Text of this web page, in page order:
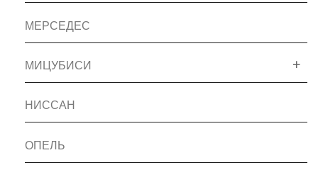
МЕРСЕДЕС
МИЦУБИСИ
НИССАН
ОПЕЛЬ